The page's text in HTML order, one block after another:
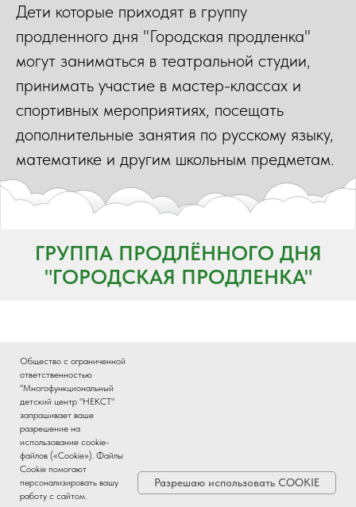
Дети которые приходят в группу
продленного дня "Городская продленка"
могут заниматься в театральной студии,
принимать участие в мастер-классах и
спортивных мероприятиях, посещать
дополнительные занятия по русскому языку,
математике и другим школьным предметам.
ГРУППА ПРОДЛЁННОГО ДНЯ
"ГОРОДСКАЯ ПРОДЛЕНКА"
КОНТАКТЫ ГРУППЫ ПРОДЛЕННОГО ДНЯ "ГОРОДСКАЯ ПРОДЛЁНКА":
сайт:
е-mail:
Телефон:+7 495 085-88-81
Общество с ограниченной
ответственностью
"Многофункциональный
детский центр "НЕКСТ"
запрашивает ваше
разрешение на
использование cookie-
файлов («Cookie»). Файлы
Cookie помогают
персонализировать вашу
работу с сайтом.
Разрешаю использовать COOKIE